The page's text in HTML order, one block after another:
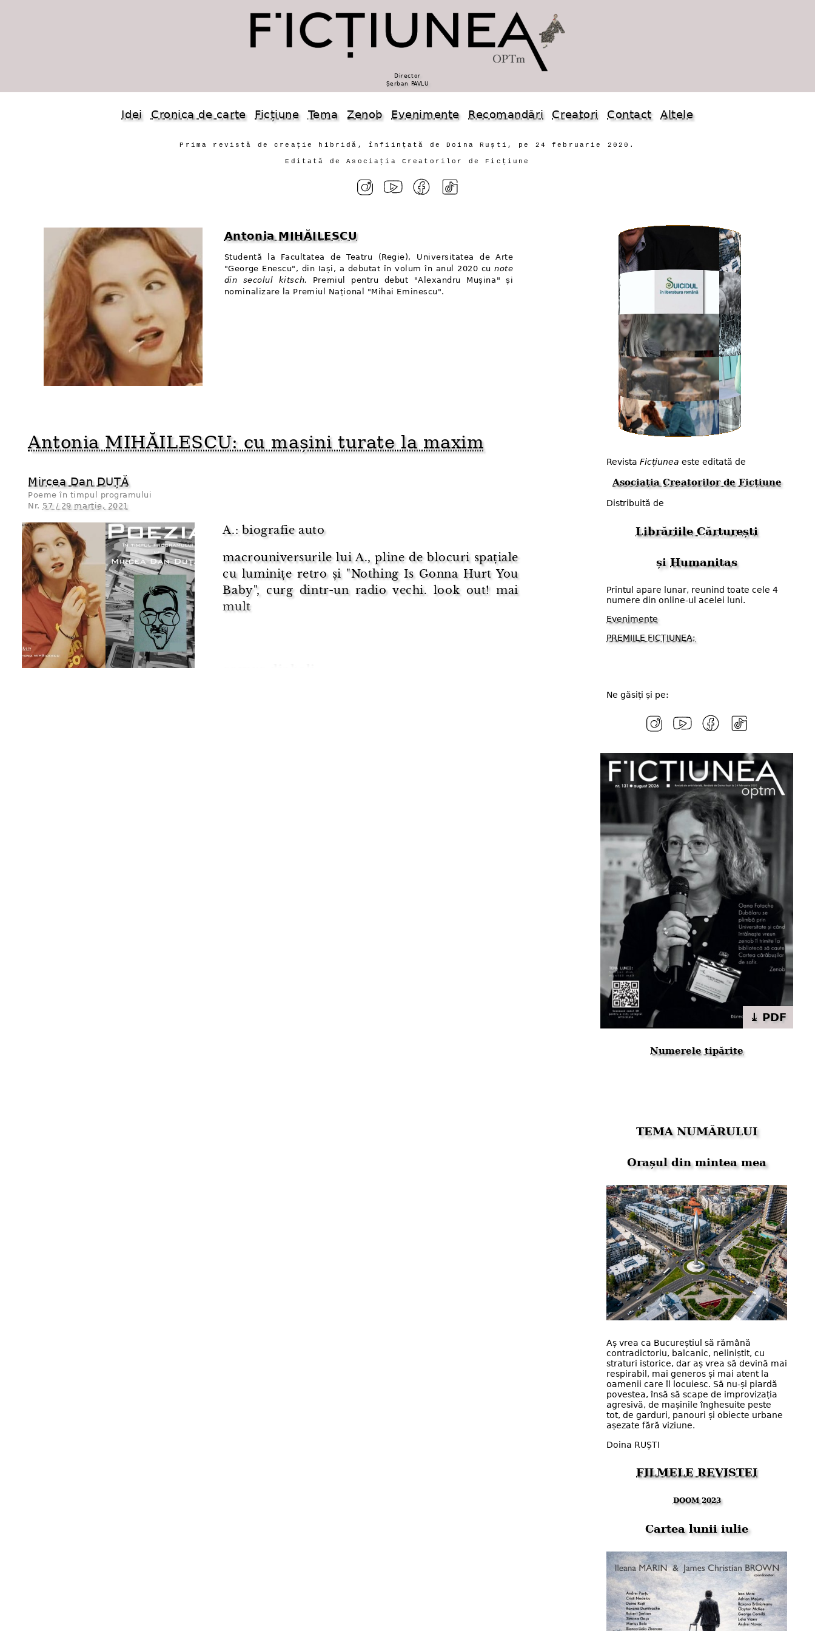
Director
Șerban PAVLU
Idei Cronica de carte Ficțiune Tema Zenob Evenimente Recomandări Creatori Contact Altele
Prima revistă de creație hibridă, înființată de Doina Ruști, pe 24 februarie 2020.
Editată de Asociația Creatorilor de Ficțiune
Antonia MIHĂILESCU
Studentă la Facultatea de Teatru (Regie), Universitatea de Arte
"George Enescu", din Iași, a debutat în volum în anul 2020 cunote
din secolul kitsch.
Premiul pentru debut "Alexandru Mușina" și
nominalizare la Premiul Național "Mihai Eminescu".
Antonia MIHĂILESCU: cu mașini turate la maxim
Mircea Dan DUȚĂ
Poeme în timpul programului
Nr. 57 / 29 martie, 2021
A.: biografie auto
macrouniversurile lui A., pline de blocuri spațiale
cu luminițe retro și "Nothing Is Gonna Hurt You
Baby", curg dintr-un radio vechi. look out! mai
mult
Revista Ficțiunea este editată de
Asociația Creatorilor de Ficțiune
Distribuită de
Librăriile Cărturești
șiHumanitas
Printul apare lunar, reunind toate cele 4
numere din online-ul acelei luni.
Evenimente
PREMIILE FICȚIUNEA;
Ne găsiți și pe:
⤓ PDF
Numerele tipărite
TEMA NUMĂRULUI
Orașul din mintea mea
Aș vrea ca Bucureștiul să rămână
contradictoriu, balcanic, neliniștit, cu
straturi istorice, dar aș vrea să devină mai
respirabil, mai generos și mai atent la
oamenii care îl locuiesc. Să nu-și piardă
povestea, însă să scape de improvizația
agresivă, de mașinile înghesuite peste
tot, de garduri, panouri și obiecte urbane
așezate fără viziune.
Doina RUȘTI
FILMELE REVISTEI
DOOM 2023
Cartea lunii iulie